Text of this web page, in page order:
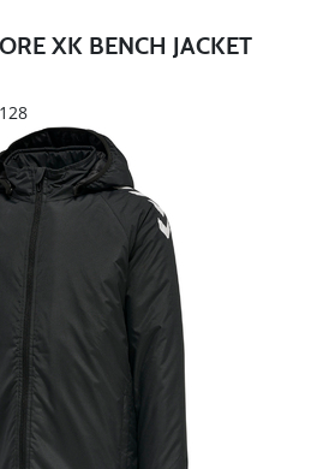
XK BENCH JACKET